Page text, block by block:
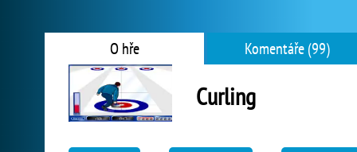
O hře Komentáře (99)
Curling